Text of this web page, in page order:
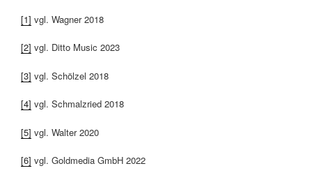
[1] vgl. Wagner 2018
[2] vgl. Ditto Music 2023
[3] vgl. Schölzel 2018
[4] vgl. Schmalzried 2018
[5] vgl. Walter 2020
[6] vgl. Goldmedia GmbH 2022